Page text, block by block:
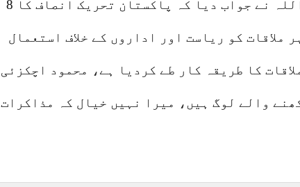
پی ٹی آئی سے متعلق سوال پر رانا ثناء اللہ نے جواب دیا کہ پاکستان تحریک انصاف کا 8
ملاقات کو ریاست اور اداروں کے خلاف استعمال
کا طریقہ کار طے کردیا ہے، محمود اچکزئی
والے لوگ ہیں، میرا نہیں خیال کہ مذاکرات